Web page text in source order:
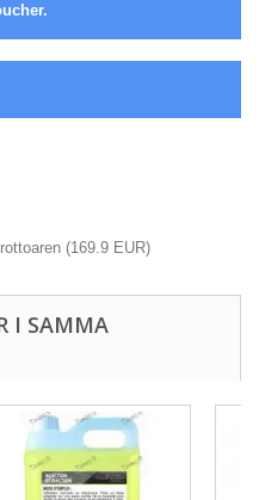
(169.9 EUR)
I SAMMA